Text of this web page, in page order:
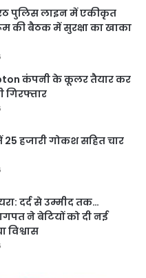
पुलिस लाइन में एकीकृत
की बैठक में सुरक्षा का खाका
कंपनी के कूलर तैयार कर
गिरफ्तार
हजारी गोकश सहित चार
दर्द से उम्मीद तक…
ने बेटियों को दी नई